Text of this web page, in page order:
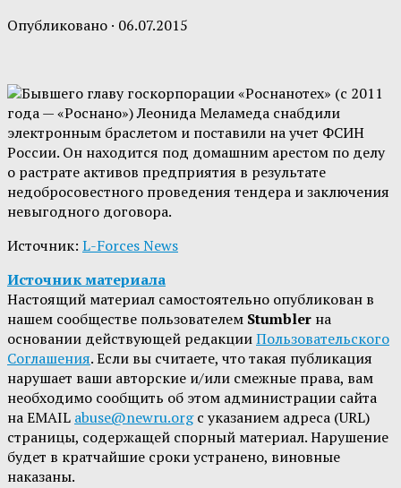
Опубликовано · 06.07.2015
Бывшего главу госкорпорации «Роснанотех» (с 2011
года — «Роснано») Леонида Меламеда снабдили
электронным браслетом и поставили на учет ФСИН
России. Он находится под домашним арестом по делу
о растрате активов предприятия в результате
недобросовестного проведения тендера и заключения
невыгодного договора.
Источник: L-Forces News
Источник материала
Настоящий материал самостоятельно опубликован в
нашем сообществе пользователем Stumbler на
основании действующей редакцииПользовательского
Соглашения. Если вы считаете, что такая публикация
нарушает ваши авторские и/или смежные права, вам
необходимо сообщить об этом администрации сайта
на EMAIL abuse@newru.orgс указанием адреса (URL)
страницы, содержащей спорный материал. Нарушение
будет в кратчайшие сроки устранено, виновные
наказаны.